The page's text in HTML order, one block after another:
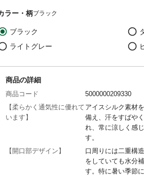
ラー・柄ブラック
ブラック
ライトグレー
商品の詳細
商品コード
5000000209330
【柔らかく通気性に優れて
います】
アイスシルク素材
備え、汗をすばや
れ、常に涼しく感
す。
【開口部デザイン】
口周りには二重構
をしていても水分
す。特に暑い季節